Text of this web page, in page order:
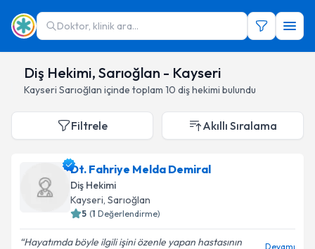
Doktor, klinik ara...
Diş Hekimi, Sarıoğlan - Kayseri
Kayseri Sarıoğlan içinde toplam 10 diş hekimi bulundu
Filtrele Akıllı Sıralama
Dt. Fahriye Melda Demiral
Diş Hekimi
Kayseri, Sarıoğlan
5 (1 Değerlendirme)
Hayatımda böyle ilgili işini özenle yapan hastasının
Devamı